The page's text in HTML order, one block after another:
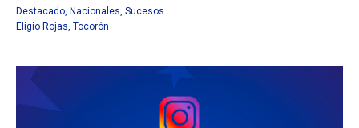
Destacado, Nacionales, Sucesos
Eligio Rojas, Tocorón